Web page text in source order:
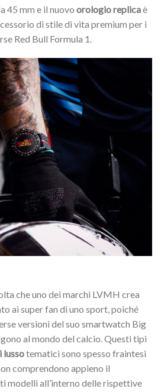
45 mm e il nuovo orologio replicaè
di stile di vita premium per i
Red Bull Formula 1.
che uno dei marchi LVMH crea
ai super fan di uno sport, poiché
versioni del suo smartwatch Big
al mondo del calcio. Questi tipi
lussotematici sono spesso fraintesi
comprendono appieno il
modelli all’interno delle rispettive